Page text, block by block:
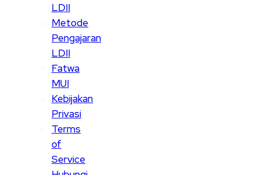
LDII
Metode
Pengajaran
LDII
Fatwa
MUI
Kebijakan
Privasi
Terms
of
Service